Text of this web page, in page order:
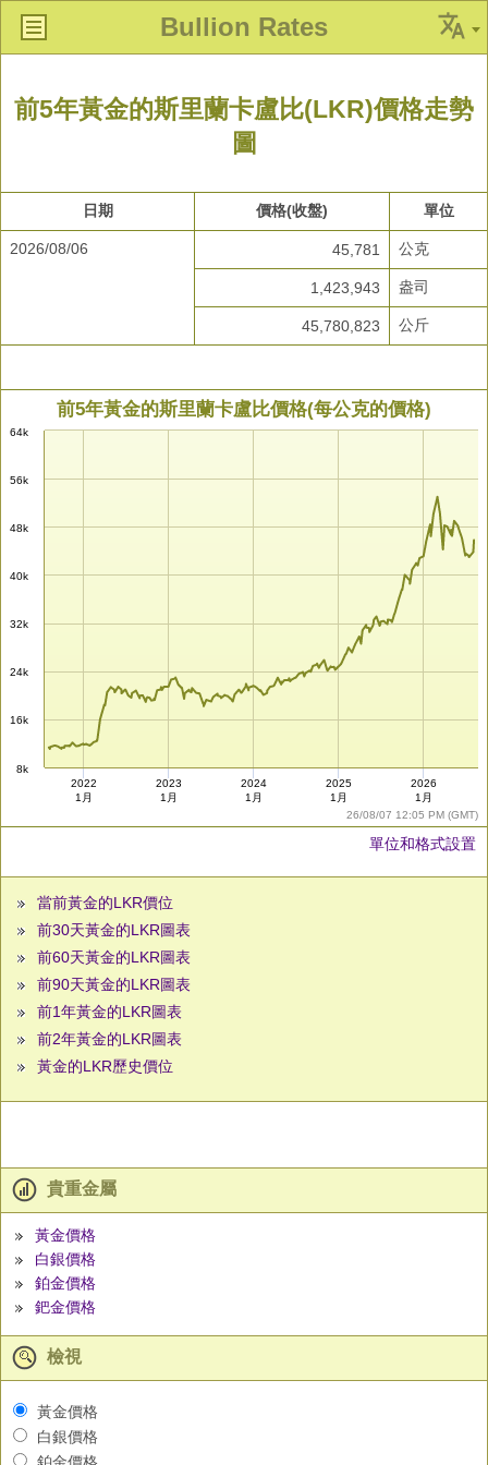
Bullion Rates
前5年黃金的斯里蘭卡盧比(LKR)價格走勢
圖
日期 價格(收盤) 單位
2026/08/06 45,781 公克
1,423,943 盎司
45,780,823 公斤
26/08/07 12:05 PM (GMT)
前5年黃金的斯里蘭卡盧比價格(每公克的價格)
8k
16k
24k
32k
40k
48k
56k
64k
2022
1月
2023
1月
2024
1月
2025
1月
2026
1月
單位和格式設置
當前黃金的LKR價位
前30天黃金的LKR圖表
前60天黃金的LKR圖表
前90天黃金的LKR圖表
前1年黃金的LKR圖表
前2年黃金的LKR圖表
黃金的LKR歷史價位
貴重金屬
黃金價格
白銀價格
鉑金價格
鈀金價格
檢視
黃金價格
白銀價格